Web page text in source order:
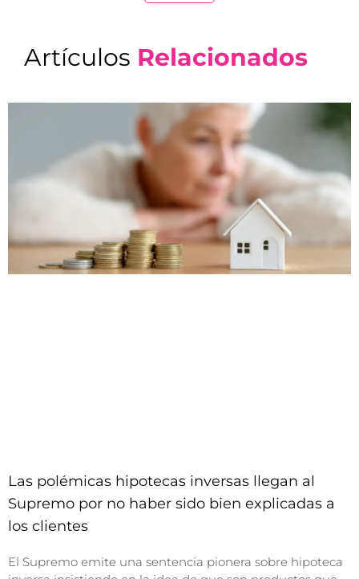
Artículos Relacionados
Las polémicas hipotecas inversas llegan al
Supremo por no haber sido bien explicadas a
los clientes
El Supremo emite una sentencia pionera sobre hipoteca